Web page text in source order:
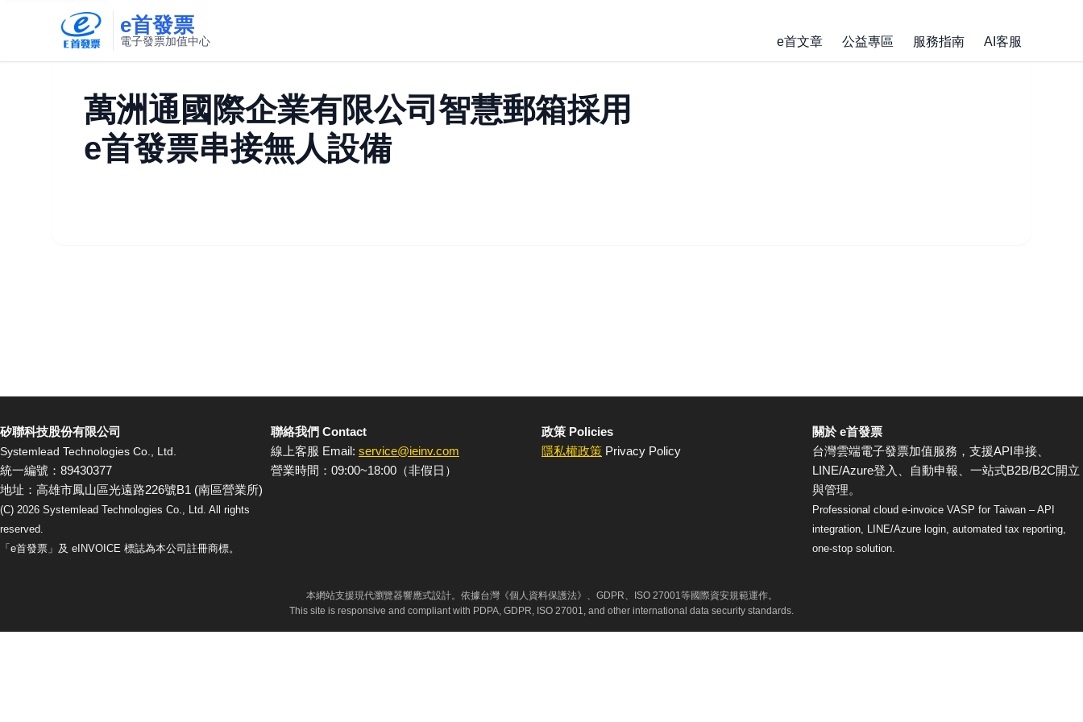
e首發票
電子發票加值中心 e首文章 公益專區 服務指南 AI客服
萬洲通國際企業有限公司智慧郵箱採用
e首發票串接無人設備
矽聯科技股份有限公司
Systemlead Technologies Co., Ltd.
統一編號：89430377
地址：高雄市鳳山區光遠路226號B1 (南區營業所)
(C) 2026 Systemlead Technologies Co., Ltd. All rights
reserved.
「e首發票」及 eINVOICE 標誌為本公司註冊商標。
聯絡我們 Contact
線上客服 Email: service@ieinv.com
營業時間：09:00~18:00（非假日）
政策 Policies
隱私權政策 Privacy Policy
關於 e首發票
台灣雲端電子發票加值服務，支援API串接、
LINE/Azure登入、自動申報、一站式B2B/B2C開立
與管理。
Professional cloud e-invoice VASP for Taiwan – API
integration, LINE/Azure login, automated tax reporting,
one-stop solution.
本網站支援現代瀏覽器響應式設計。依據台灣《個人資料保護法》、GDPR、ISO 27001等國際資安規範運作。
This site is responsive and compliant with PDPA, GDPR, ISO 27001, and other international data security standards.